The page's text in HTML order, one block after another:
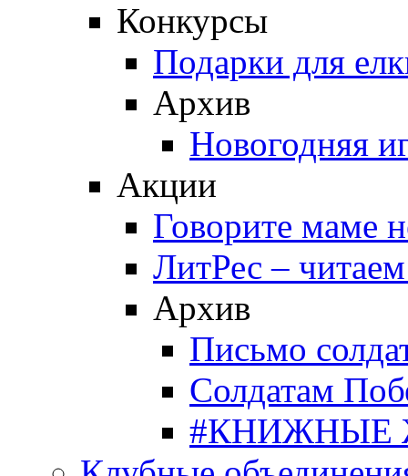
Конкурсы
Подарки для
Архив
Новогодняя
Акции
Говорите маме
ЛитРес –
Архив
Письмо
Солдатам
#КНИЖНЫЕ